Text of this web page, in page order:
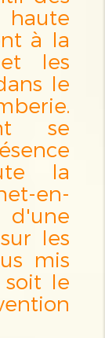
à la
les
le
se
la
en-
d'une
les
mis
le